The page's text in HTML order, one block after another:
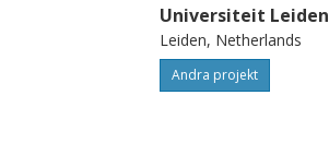
Universiteit Leiden
Leiden, Netherlands
Andra projekt